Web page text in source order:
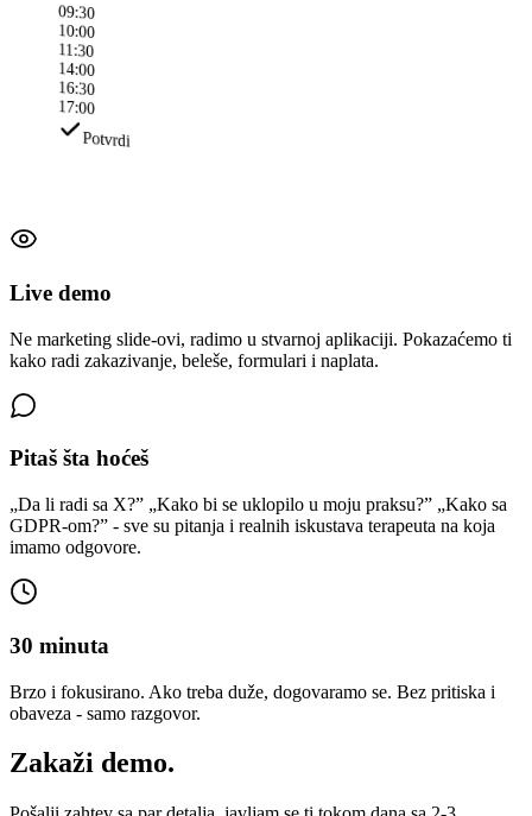
09:30
10:00
11:30
14:00
16:30
17:00
Potvrdi
Live demo
Ne marketing slide-ovi, radimo u stvarnoj aplikaciji. Pokazaćemo ti
kako radi zakazivanje, beleše, formulari i naplata.
Pitaš šta hoćeš
„Da li radi sa X?” „Kako bi se uklopilo u moju praksu?” „Kako sa
GDPR-om?” - sve su pitanja i realnih iskustava terapeuta na koja
imamo odgovore.
30 minuta
Brzo i fokusirano. Ako treba duže, dogovaramo se. Bez pritiska i
obaveza - samo razgovor.
Zakaži demo.